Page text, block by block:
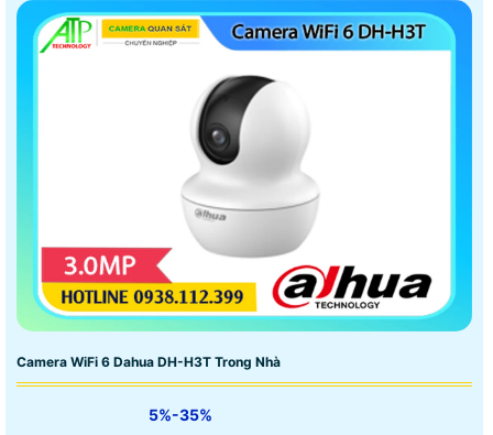
Camera WiFi 6 Dahua DH-H3T Trong Nhà
5%-35%